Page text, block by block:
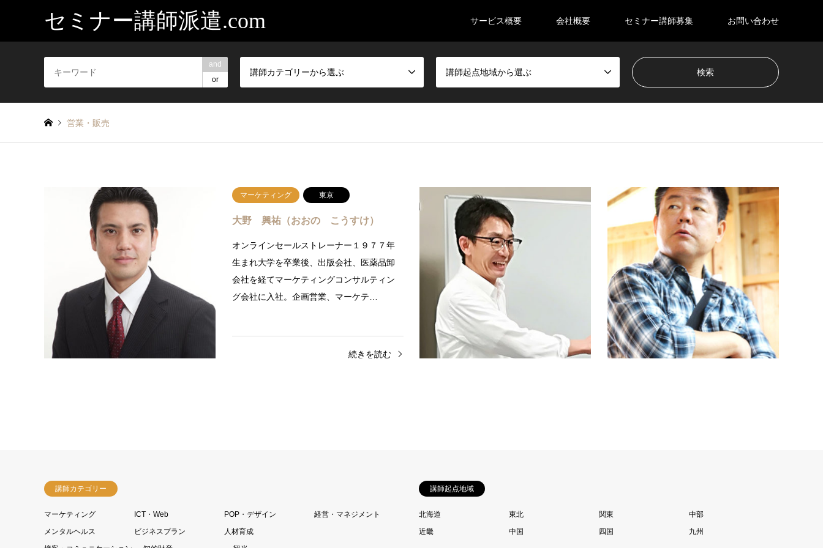
セミナー講師派遣.com サービス概要 会社概要 セミナー講師募集 お問い合わせ
and
or
講師カテゴリーから選ぶ 講師起点地域から選ぶ
営業・販売
マーケティング 東京
大野 興祐（おおの こうすけ）
オンラインセールストレーナー１９７７年
生まれ大学を卒業後、出版会社、医薬品卸
会社を経てマーケティングコンサルティン
グ会社に入社。企画営業、マーケテ…
続きを読む
マーケティング 東京
橋本 勝彦（はしもと かつひこ）
少数精鋭で業績を上げるコンサルタント(有)
種屋 代表取締役。東京都板橋区出身。明
治学院大学卒業後、浅草の老舗履物卸に入
社し営業として25年間勤務。在職…
続きを読む
講師カテゴリー
マーケティング ICT・Web POP・デザイン
経営・マネジメント
メンタルヘルス
ビジネスプラン
人材育成
講師起点地域
北海道 東北 関東
中部
近畿
中国 四国 九州